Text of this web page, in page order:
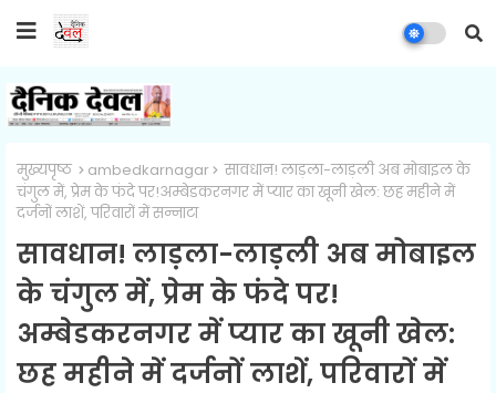
मुख्यपृष्ठ ambedkarnagar
सावधान! लाड़ला-लाड़ली अब मोबाइल के
चंगुल में, प्रेम के फंदे पर!अम्बेडकरनगर में प्यार का खूनी खेल: छह महीने में
दर्जनों लाशें, परिवारों में सन्नाटा
सावधान! लाड़ला-लाड़ली अब मोबाइल
के चंगुल में, प्रेम के फंदे पर!
अम्बेडकरनगर में प्यार का खूनी खेल:
छह महीने में दर्जनों लाशें, परिवारों में